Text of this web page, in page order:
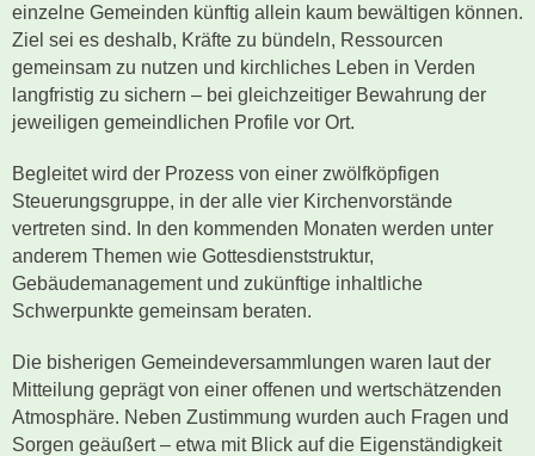
einzelne Gemeinden künftig allein kaum bewältigen können.
Ziel sei es deshalb, Kräfte zu bündeln, Ressourcen
gemeinsam zu nutzen und kirchliches Leben in Verden
langfristig zu sichern – bei gleichzeitiger Bewahrung der
jeweiligen gemeindlichen Profile vor Ort.
Begleitet wird der Prozess von einer zwölfköpfigen
Steuerungsgruppe, in der alle vier Kirchenvorstände
vertreten sind. In den kommenden Monaten werden unter
anderem Themen wie Gottesdienststruktur,
Gebäudemanagement und zukünftige inhaltliche
Schwerpunkte gemeinsam beraten.
Die bisherigen Gemeindeversammlungen waren laut der
Mitteilung geprägt von einer offenen und wertschätzenden
Atmosphäre. Neben Zustimmung wurden auch Fragen und
Sorgen geäußert – etwa mit Blick auf die Eigenständigkeit